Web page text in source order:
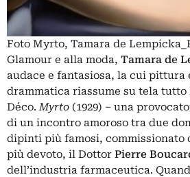
Foto Myrto, Tamara de
Glamour e alla moda, Tamara de
audace e fantasiosa, la cui pittura
drammatica riassume su tela
Déco. Myrto (1929) – una
di un incontro amoroso tra due
dipinti più famosi, commissionato
più devoto, il Dottor Pierre
dell’industria farmaceutica.